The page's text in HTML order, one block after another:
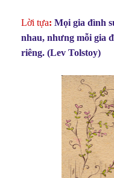
Lời tựa: Mọi gia đình
nhau, nhưng mỗi gia
riêng. (Lev Tolstoy)